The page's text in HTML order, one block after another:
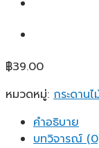
฿39.00
หมวดหมู่: กระดาน
คำอธิบาย
บทวิจารณ์